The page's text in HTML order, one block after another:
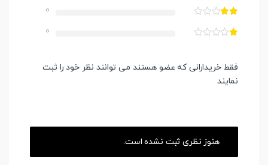
0
0
فقط خریدارانی که عضو هستند می توانند نظر خود را ثبت
نمایند
هنوز نظری ثبت نشده است.